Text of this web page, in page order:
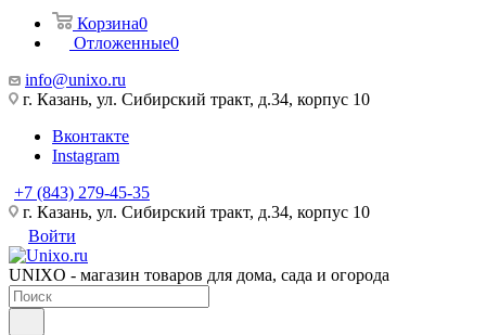
Корзина0
Отложенные0
info@unixo.ru
г. Казань, ул. Сибирский тракт, д.34, корпус 10
Вконтакте
Instagram
+7 (843) 279-45-35
г. Казань, ул. Сибирский тракт, д.34, корпус 10
Войти
UNIXO - магазин товаров для дома, сада и огорода